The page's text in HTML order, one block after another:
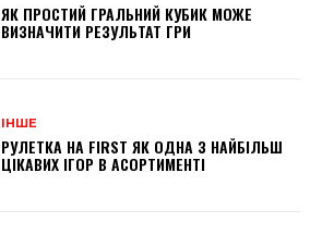
ЯК ПРОСТИЙ ГРАЛЬНИЙ КУБИК МОЖЕ
ВИЗНАЧИТИ РЕЗУЛЬТАТ ГРИ
ІНШЕ
РУЛЕТКА НА FIRST ЯК ОДНА З НАЙБІЛЬШ
ЦІКАВИХ ІГОР В АСОРТИМЕНТІ